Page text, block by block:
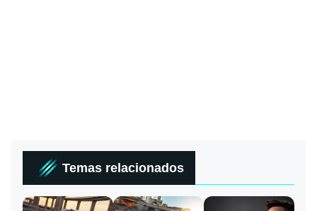
Temas relacionados